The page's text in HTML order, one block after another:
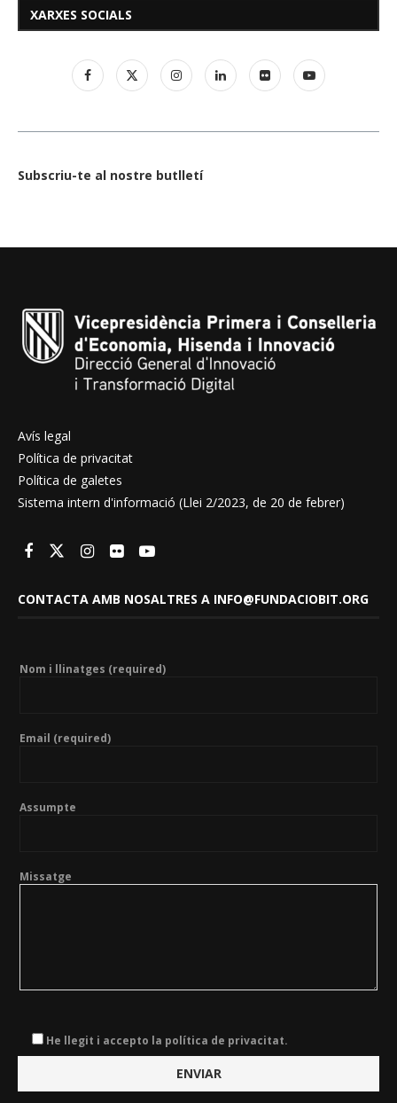
XARXES SOCIALS
Subscriu-te al nostre butlletí
Avís legal
Política de privacitat
Política de galetes
Sistema intern d'informació (Llei 2/2023, de 20 de febrer)
CONTACTA AMB NOSALTRES A INFO@FUNDACIOBIT.ORG
Nom i llinatges (required)
Email (required)
Assumpte
Missatge
He llegit i accepto la política de privacitat.